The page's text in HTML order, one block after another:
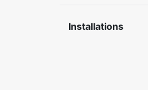
Installations